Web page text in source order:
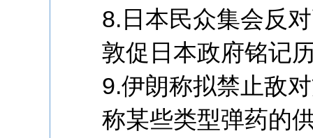
8.日本民众集会反
敦促日本政府铭记
9.伊朗称拟禁止敌
称某些类型弹药的